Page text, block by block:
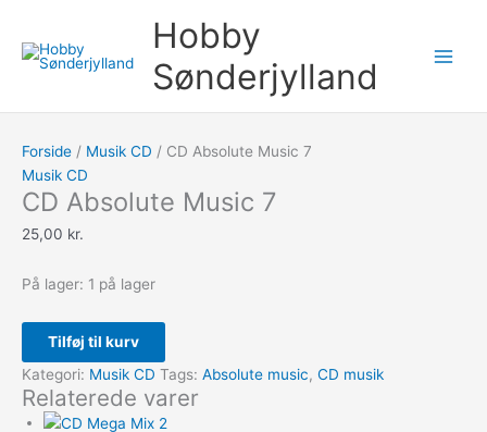
indholdet
Hobby
Sønderjylland
Forside / Musik CD / CD Absolute Music 7
Musik CD
CD Absolute Music 7
25,00 kr.
På lager: 1 på lager
Music
Tilføj til kurv
Kategori: Musik CD Tags: Absolute music, CD musik
Relaterede varer